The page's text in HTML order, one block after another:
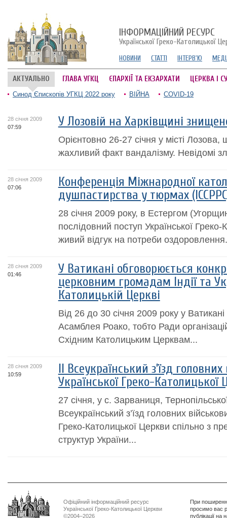
ІНФОРМАЦІЙНИЙ РЕСУРС
Української Греко-Католицької
НОВИНИ СТАТТІ ІНТЕРВ'Ю
АКТУАЛЬНО ГЛАВА УГКЦ ЄПАРХІЇ ТА ЕКЗАРХАТИ ЦЕРКВА І
Синод Єпископів УГКЦ 2022 року ВІЙНА COVID-19
28 січня 2009
07:59
У Лозовій на Харківщині
Орієнтовно 26-27 січня у місті
жахливий факт вандалізму. Невідомі
28 січня 2009
07:06
Конференція Міжнародної
душпастирства у тюрмах
28 січня 2009 року, в Естергом
послідовний поступ Української
живий відгук на потреби
28 січня 2009
01:46
У Ватикані обговорюється
церковним громадам Індії та
Католицькій Церкві
Від 26 до 30 січня 2009 року у
Асамблея Роако, тобто Ради
Східним Католицьким Церквам...
28 січня 2009
10:59
ІІ Всеукраїнський з’їзд
Української Греко-Католицької
27 січня, у с. Зарваниця,
Всеукраїнський з’їзд головних
Греко-Католицької Церкви спільно з
структур України...
Офіційний інформаційний ресурс
Української Греко-Католицької Церкви
©2004–2026
При
просимо вас
публікації на